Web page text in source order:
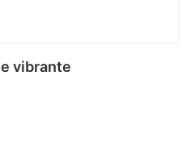
vibrante